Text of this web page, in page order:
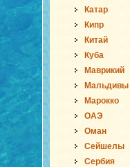
Катар
Кипр
Китай
Куба
Маврикий
Мальдивы
Марокко
ОАЭ
Оман
Сейшелы
Сербия